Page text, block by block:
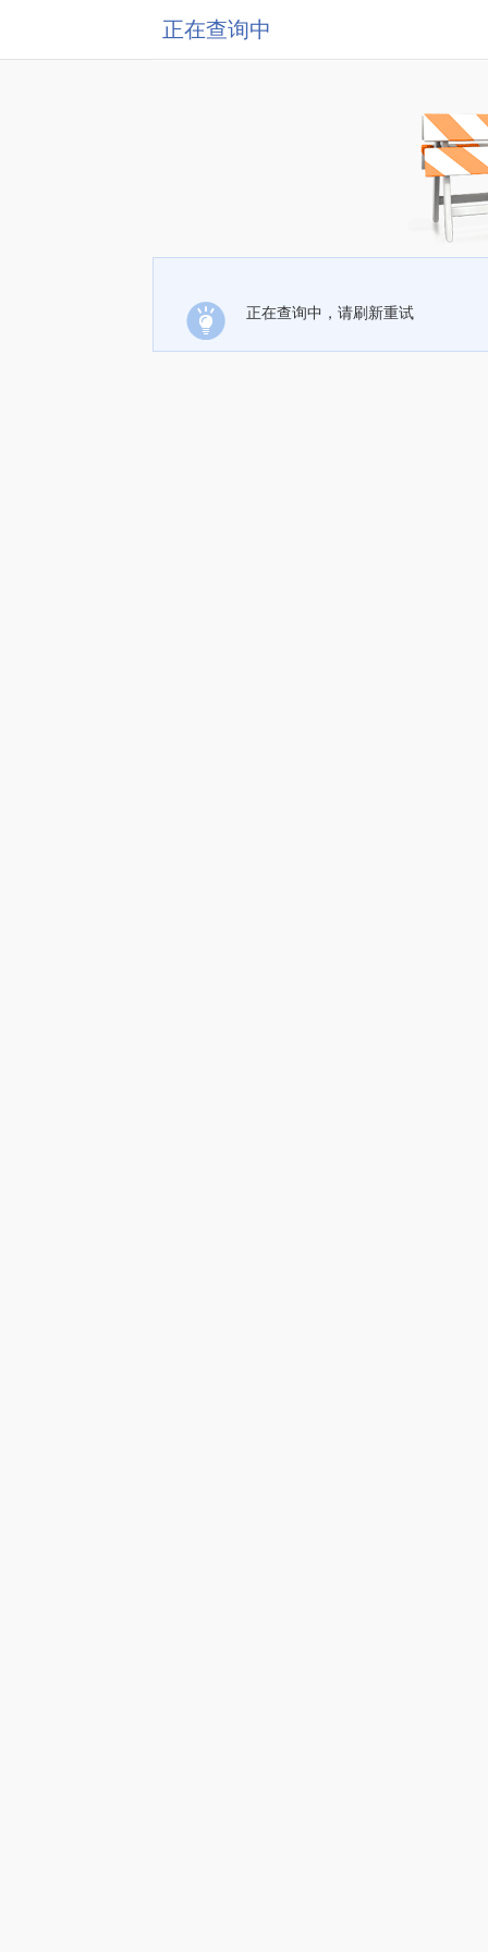
正在查询中
正在查询中，请刷新重试